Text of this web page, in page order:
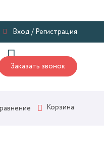
Вход / Регистрация
Заказать звонок
Корзина